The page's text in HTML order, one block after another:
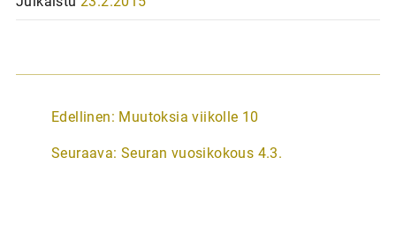
A
t
Edellinen: Muutoksia viikolle 10
Seuraava: Seuran vuosikokous 4.3.